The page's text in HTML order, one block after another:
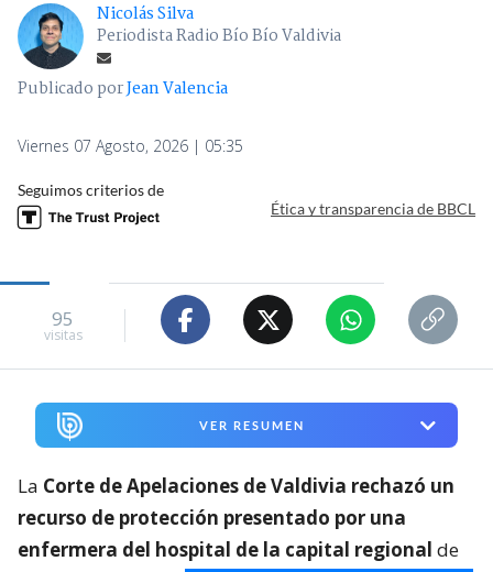
Nicolás Silva
Periodista Radio Bío Bío Valdivia
Publicado porJean Valencia
Viernes 07 Agosto, 2026 | 05:35
Seguimos criterios de
Ética y transparencia de BBCL
95
visitas
VER RESUMEN
La Corte de Apelaciones de Valdivia rechazó un
recurso de protección presentado por una
enfermera del hospital de la capital regional de